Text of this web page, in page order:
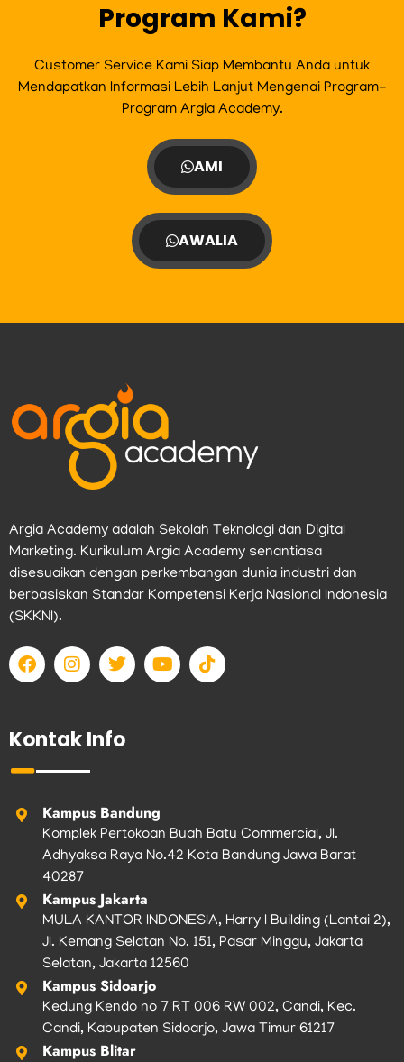
Program Kami?
Customer Service Kami Siap Membantu Anda untuk
Mendapatkan Informasi Lebih Lanjut Mengenai Program-
Program Argia Academy.
AMI
AWALIA
Argia Academy adalah Sekolah Teknologi dan Digital
Marketing. Kurikulum Argia Academy senantiasa
disesuaikan dengan perkembangan dunia industri dan
berbasiskan Standar Kompetensi Kerja Nasional Indonesia
(SKKNI).
F
a
c
o
o
k
I
n
s
a
g
a
T
w
i
e
Y
o
u
T
i
k
Kontak Info
Kampus Bandung
Komplek Pertokoan Buah Batu Commercial, Jl.
Adhyaksa Raya No.42 Kota Bandung Jawa Barat
40287
Kampus Jakarta
MULA KANTOR INDONESIA, Harry I Building (Lantai 2),
Jl. Kemang Selatan No. 151, Pasar Minggu, Jakarta
Selatan, Jakarta 12560
Kampus Sidoarjo
Kedung Kendo no 7 RT 006 RW 002, Candi, Kec.
Candi, Kabupaten Sidoarjo, Jawa Timur 61217
Kampus Blitar